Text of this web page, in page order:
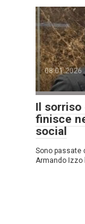
08.01.2026
Il sorriso
finisce
social
Sono passate
Armando Izzo